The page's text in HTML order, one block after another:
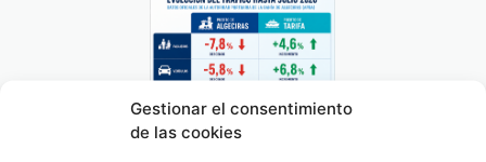
Gestionar el consentimiento
de las cookies
La OPE cambia de rumbo, Tarifa crece mientras